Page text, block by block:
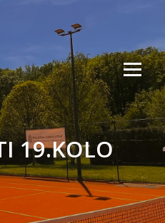
19.KOLO